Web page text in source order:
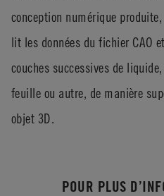
conception numérique
lit les données du fichier CAO
couches successives de
feuille ou autre, de manière
objet 3D.
POUR PLUS